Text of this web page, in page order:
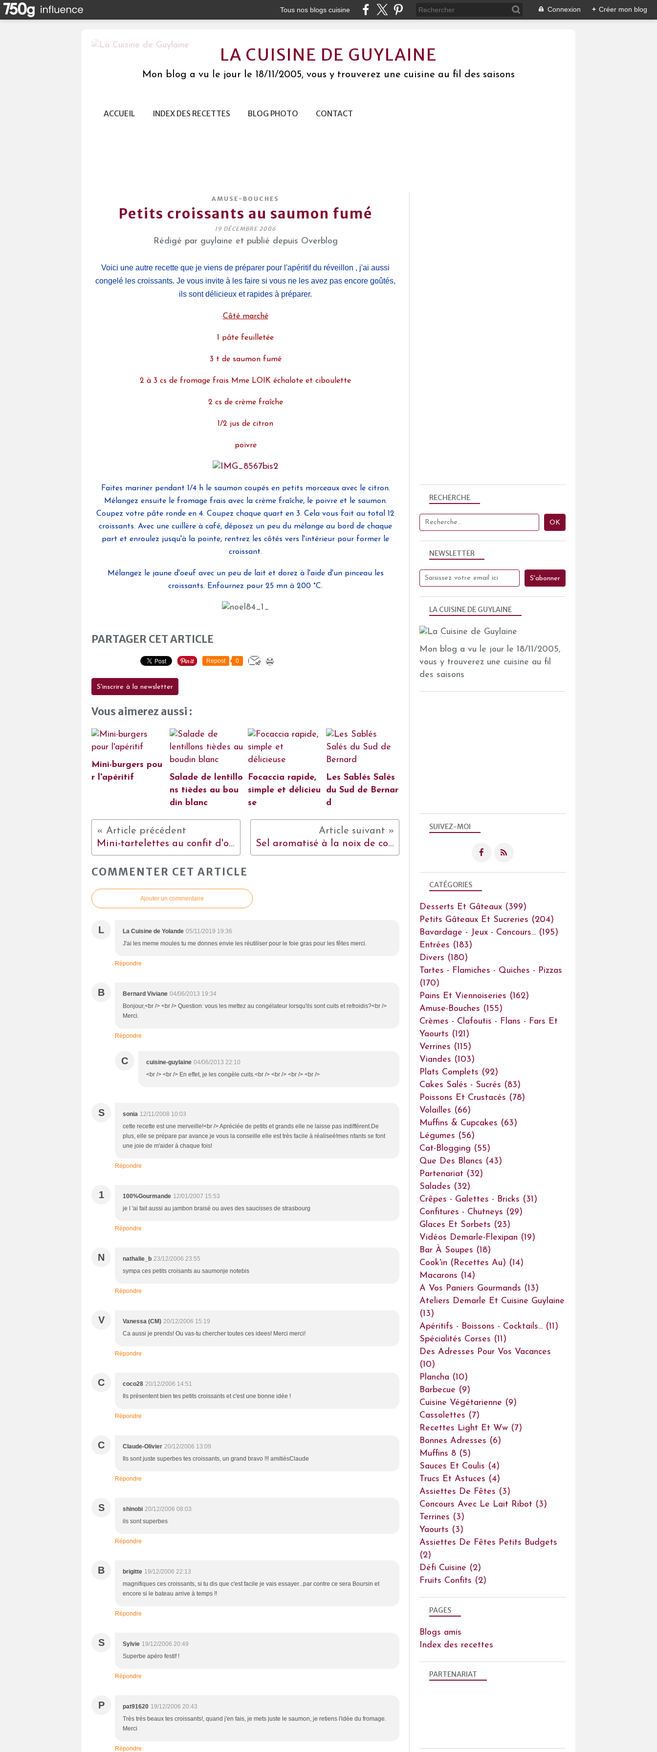
Tous nos blogs cuisine Connexion + Créer mon blog
LA CUISINE DE GUYLAINE
Mon blog a vu le jour le 18/11/2005, vous y trouverez une cuisine au fil des saisons
ACCUEIL INDEX DES RECETTES BLOG PHOTO CONTACT
AMUSE-BOUCHES
Petits croissants au saumon fumé
19 DÉCEMBRE 2006
Rédigé par guylaine et publié depuis Overblog
Voici une autre recette que je viens de préparer pour l'apéritif du réveillon , j'ai aussi
congelé les croissants. Je vous invite à les faire si vous ne les avez pas encore goûtés,
ils sont délicieux et rapides à préparer.
Côté marché
1 pâte feuilletée
3 t de saumon fumé
2 à 3 cs de fromage frais Mme LOIK échalote et ciboulette
2 cs de crème fraîche
1/2 jus de citron
poivre
Faites mariner pendant 1/4 h le saumon coupés en petits morceaux avec le citron.
Mélangez ensuite le fromage frais avec la crème fraîche, le poivre et le saumon.
Coupez votre pâte ronde en 4. Coupez chaque quart en 3. Cela vous fait au total 12
croissants. Avec une cuillère à café, déposez un peu du mélange au bord de chaque
part et enroulez jusqu'à la pointe, rentrez les côtés vers l'intérieur pour former le
croissant.
Mélangez le jaune d'oeuf avec un peu de lait et dorez à l'aide d'un pinceau les
croissants. Enfournez pour 25 mn à 200 °C.
PARTAGER CET ARTICLE
Repost 0
S'inscrire à la newsletter
Vous aimerez aussi :
Mini-burgers pou
r l'apéritif
Salade de lentillo
ns tièdes au bou
din blanc
Focaccia rapide,
simple et délicieu
se
Les Sablés Salés
du Sud de Bernar
d
Mini-tartelettes au confit d'oignons, chèvre et thym Sel aromatisé à la noix de coco et sel aromatisé aux épices
COMMENTER CET ARTICLE
Ajouter un commentaire
L La Cuisine de Yolande 05/11/2019 19:36
J'ai les meme moules tu me donnes envie les réutiliser pour le foie gras pour les fêtes merci.
Répondre
B Bernard Viviane 04/06/2013 19:34
Bonjour,<br /> <br /> Question: vous les mettez au congélateur lorsqu'ils sont cuits et refroidis?<br />
Merci.
Répondre
C cuisine-guylaine 04/06/2013 22:10
<br /> <br /> En effet, je les congèle cuits.<br /> <br /> <br /> <br />
S sonia 12/11/2008 10:03
cette recette est une merveille!<br /> Apréciée de petits et grands elle ne laisse pas indifférent.De
plus, elle se prépare par avance.je vous la conseille elle est très facile à réaliseé!mes nfants se font
une joie de m'aider à chaque fois!
Répondre
1 100%Gourmande 12/01/2007 15:53
je l 'ai fait aussi au jambon braisé ou aves des saucisses de strasbourg
Répondre
N nathalie_b 23/12/2006 23:55
sympa ces petits croisants au saumonje notebis
Répondre
V Vanessa (CM) 20/12/2006 15:19
Ca aussi je prends! Ou vas-tu chercher toutes ces idees! Merci merci!
Répondre
C coco28 20/12/2006 14:51
Ils présentent bien tes petits croissants et c'est une bonne idée !
Répondre
C Claude-Olivier 20/12/2006 13:09
Ils sont juste superbes tes croissants, un grand bravo !!! amitiésClaude
Répondre
S shinobi 20/12/2006 08:03
ils sont superbes
Répondre
B brigitte 19/12/2006 22:13
magnifiques ces croissants, si tu dis que c'est facile je vais essayer...par contre ce sera Boursin et
encore si le bateau arrive à temps !!
Répondre
S Sylvie 19/12/2006 20:49
Superbe apéro festif !
Répondre
P pat91620 19/12/2006 20:43
Très très beaux tes croissants!, quand j'en fais, je mets juste le saumon, je retiens l'idée du fromage.
Merci
Répondre
NEWSLETTER
SUIVEZ-MOI
RECHERCHE
LA CUISINE DE GUYLAINE
Mon blog a vu le jour le 18/11/2005,
vous y trouverez une cuisine au fil
des saisons
PAGES
Blogs amis
Index des recettes
CATÉGORIES
Desserts Et Gâteaux (399)
Petits Gâteaux Et Sucreries (204)
Bavardage - Jeux - Concours... (195)
Entrées (183)
Divers (180)
Tartes - Flamiches - Quiches - Pizzas
(170)
Pains Et Viennoiseries (162)
Amuse-Bouches (155)
Crèmes - Clafoutis - Flans - Fars Et
Yaourts (121)
Verrines (115)
Viandes (103)
Plats Complets (92)
Cakes Salés - Sucrés (83)
Poissons Et Crustacés (78)
Volailles (66)
Muffins & Cupcakes (63)
Légumes (56)
Cat-Blogging (55)
Que Des Blancs (43)
Partenariat (32)
Salades (32)
Crêpes - Galettes - Bricks (31)
Confitures - Chutneys (29)
Glaces Et Sorbets (23)
Vidéos Demarle-Flexipan (19)
Bar À Soupes (18)
Cook'in (recettes Au) (14)
Macarons (14)
A Vos Paniers Gourmands (13)
Ateliers Demarle Et Cuisine Guylaine
(13)
Apéritifs - Boissons - Cocktails... (11)
Spécialités Corses (11)
Des Adresses Pour Vos Vacances
(10)
Plancha (10)
Barbecue (9)
Cuisine Végétarienne (9)
Cassolettes (7)
Recettes Light Et Ww (7)
Bonnes Adresses (6)
Muffins 8 (5)
Sauces Et Coulis (4)
Trucs Et Astuces (4)
Assiettes De Fêtes (3)
Concours Avec Le Lait Ribot (3)
Terrines (3)
Yaourts (3)
Assiettes De Fêtes Petits Budgets
(2)
Défi Cuisine (2)
Fruits Confits (2)
PARTENARIAT